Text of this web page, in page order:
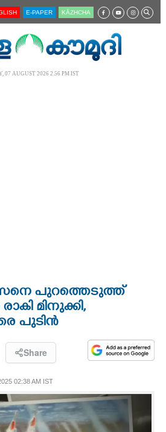
E-PAPER KĀZHCHA
07 AUGUST 2026 2.56 PM IST
പുറത്തെടുത്ത്
മിനുക്കി,
പുടിൻ
Share
02:38 AM IST